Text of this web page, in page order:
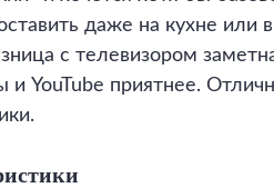
даже на кухне или
с телевизором
YouTube приятнее.